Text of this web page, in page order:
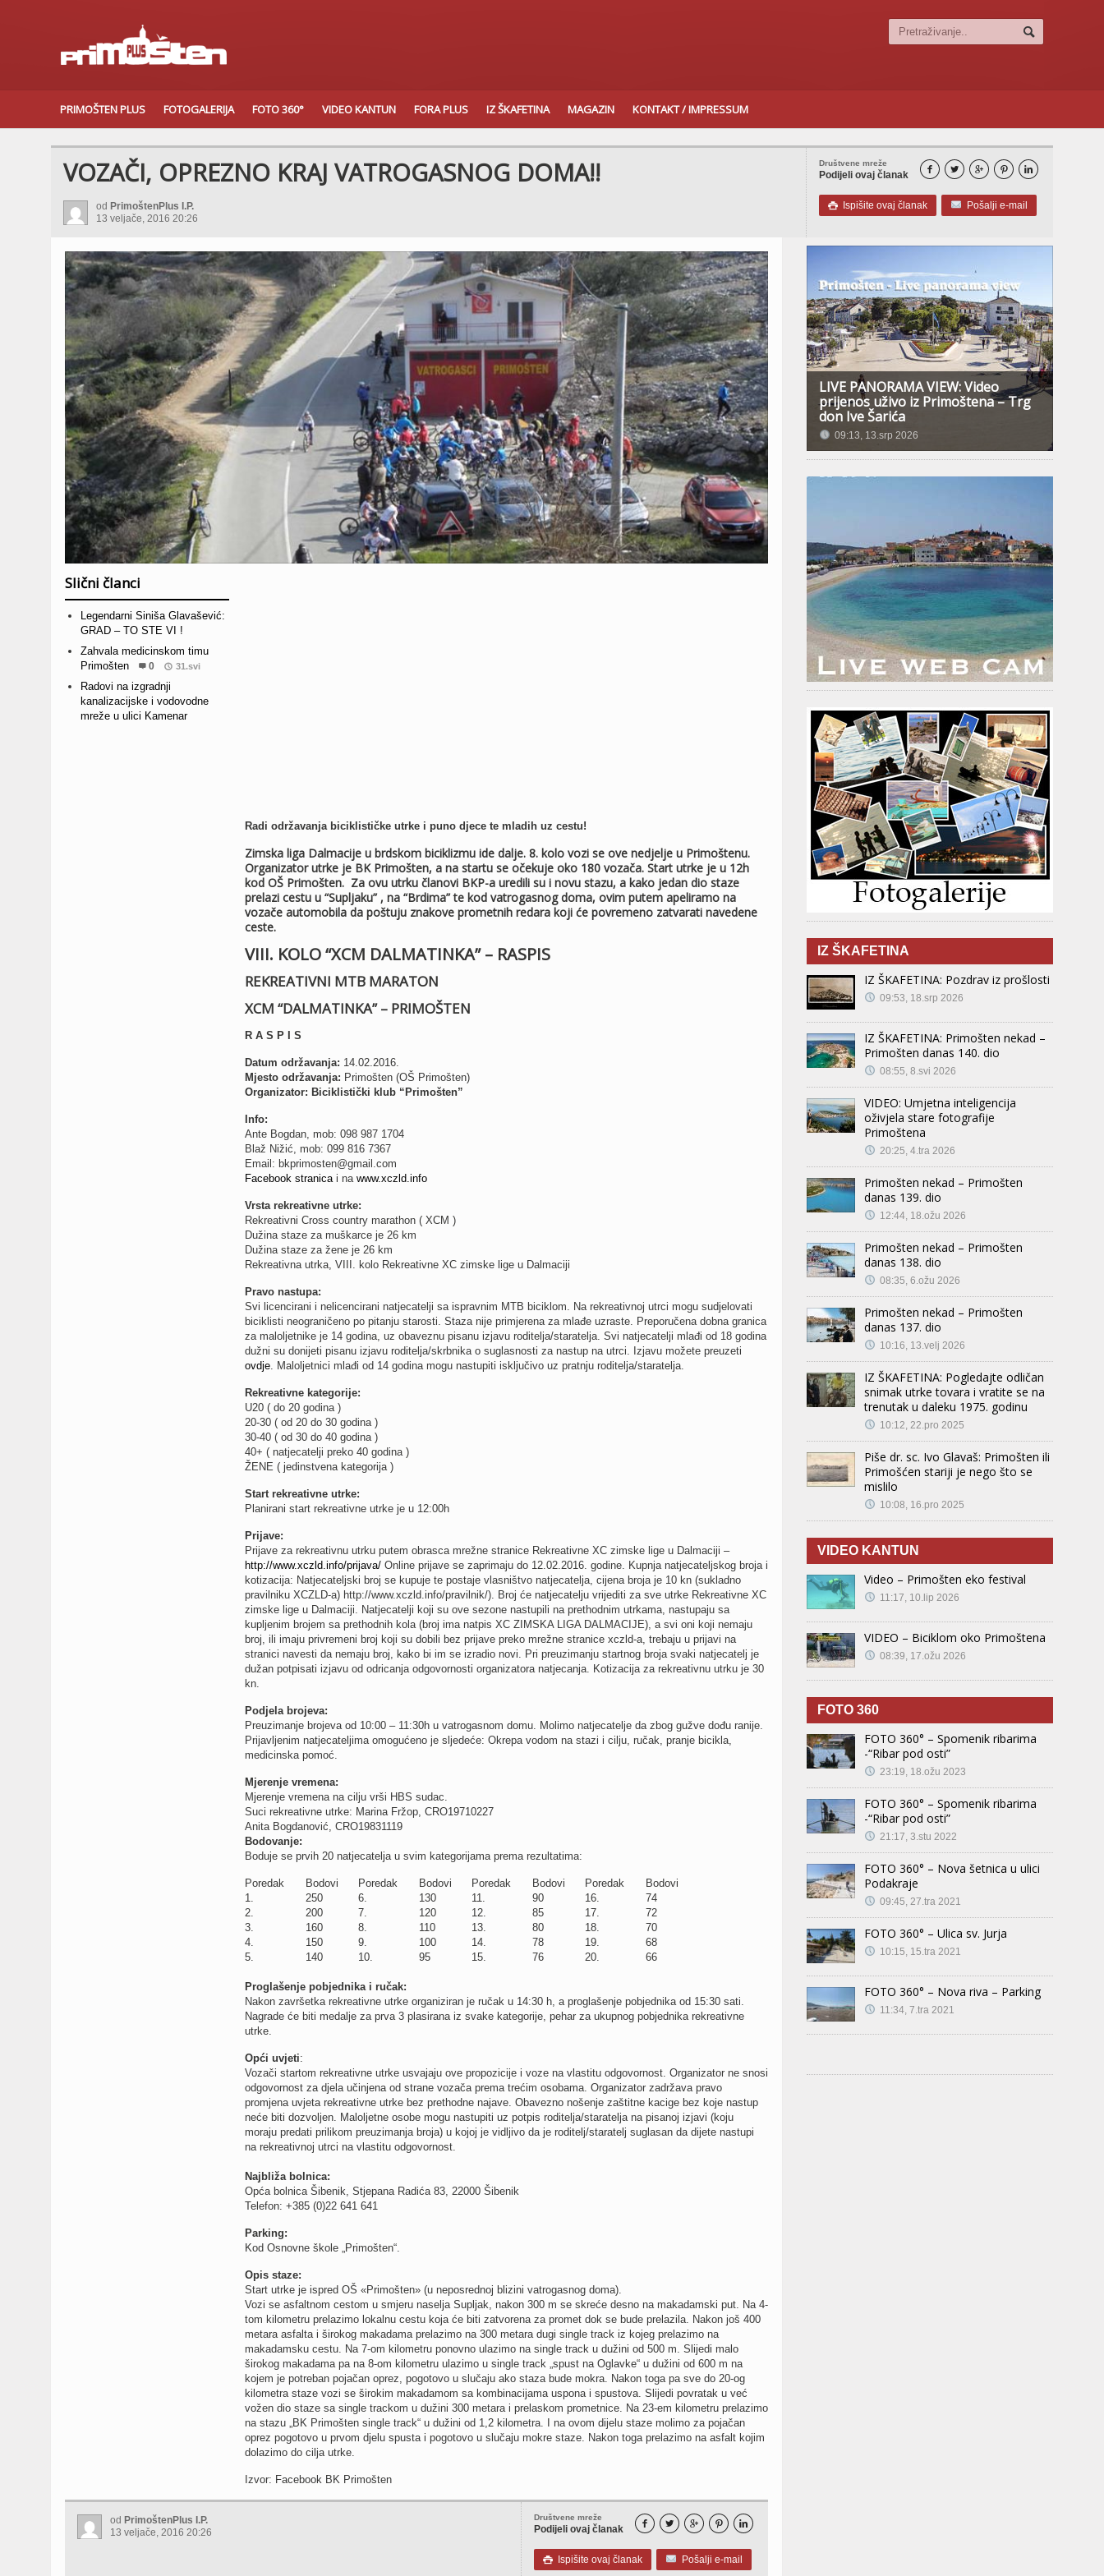
PRIMOŠTEN PLUS FOTOGALERIJA FOTO 360° VIDEO KANTUN FORA PLUS IZ ŠKAFETINA MAGAZIN KONTAKT / IMPRESSUM
Društvene mreže
Podijeli ovaj članak     
 Ispišite ovaj članak Pošalji e-mail
VOZAČI, OPREZNO KRAJ VATROGASNOG DOMA!!
od PrimoštenPlus I.P.
13 veljače, 2016 20:26
Slični članci
Legendarni Siniša Glavašević:
GRAD – TO STE VI !
Zahvala medicinskom timu
Primošten
0 31.svi
Radovi na izgradnji
kanalizacijske i vodovodne
mreže u ulici Kamenar
Radi održavanja biciklističke utrke i puno djece te mladih uz cestu!
Zimska liga Dalmacije u brdskom biciklizmu ide dalje. 8. kolo vozi se ove nedjelje u Primoštenu.
Organizator utrke je BK Primošten, a na startu se očekuje oko 180 vozača. Start utrke je u 12h
kod OŠ Primošten. Za ovu utrku članovi BKP-a uredili su i novu stazu, a kako jedan dio staze
prelazi cestu u “Supljaku” , na “Brdima” te kod vatrogasnog doma, ovim putem apeliramo na
vozače automobila da poštuju znakove prometnih redara koji će povremeno zatvarati navedene
ceste.
VIII. KOLO “XCM DALMATINKA” – RASPIS
REKREATIVNI MTB MARATON
XCM “DALMATINKA” – PRIMOŠTEN
R A S P I S
Datum održavanja: 14.02.2016.
Mjesto održavanja: Primošten (OŠ Primošten)
Organizator: Biciklistički klub “Primošten”
Info:
Ante Bogdan, mob: 098 987 1704
Blaž Nižić, mob: 099 816 7367
Email: bkprimosten@gmail.com
Facebook stranicai na www.xczld.info
Vrsta rekreativne utrke:
Rekreativni Cross country marathon ( XCM )
Dužina staze za muškarce je 26 km
Dužina staze za žene je 26 km
Rekreativna utrka, VIII. kolo Rekreativne XC zimske lige u Dalmaciji
Pravo nastupa:
Svi licencirani i nelicencirani natjecatelji sa ispravnim MTB biciklom. Na rekreativnoj utrci mogu sudjelovati
biciklisti neograničeno po pitanju starosti. Staza nije primjerena za mlađe uzraste. Preporučena dobna granica
za maloljetnike je 14 godina, uz obaveznu pisanu izjavu roditelja/staratelja. Svi natjecatelji mlađi od 18 godina
dužni su donijeti pisanu izjavu roditelja/skrbnika o suglasnosti za nastup na utrci. Izjavu možete preuzeti
ovdje. Maloljetnici mlađi od 14 godina mogu nastupiti isključivo uz pratnju roditelja/staratelja.
Rekreativne kategorije:
U20 ( do 20 godina )
20-30 ( od 20 do 30 godina )
30-40 ( od 30 do 40 godina )
40+ ( natjecatelji preko 40 godina )
ŽENE ( jedinstvena kategorija )
Start rekreativne utrke:
Planirani start rekreativne utrke je u 12:00h
Prijave:
Prijave za rekreativnu utrku putem obrasca mrežne stranice Rekreativne XC zimske lige u Dalmaciji –
http://www.xczld.info/prijava/Online prijave se zaprimaju do 12.02.2016. godine. Kupnja natjecateljskog broja i
kotizacija: Natjecateljski broj se kupuje te postaje vlasništvo natjecatelja, cijena broja je 10 kn (sukladno
pravilniku XCZLD-a) http://www.xczld.info/pravilnik/). Broj će natjecatelju vrijediti za sve utrke Rekreativne XC
zimske lige u Dalmaciji. Natjecatelji koji su ove sezone nastupili na prethodnim utrkama, nastupaju sa
kupljenim brojem sa prethodnih kola (broj ima natpis XC ZIMSKA LIGA DALMACIJE), a svi oni koji nemaju
broj, ili imaju privremeni broj koji su dobili bez prijave preko mrežne stranice xczld-a, trebaju u prijavi na
stranici navesti da nemaju broj, kako bi im se izradio novi. Pri preuzimanju startnog broja svaki natjecatelj je
dužan potpisati izjavu od odricanja odgovornosti organizatora natjecanja. Kotizacija za rekreativnu utrku je 30
kn.
Podjela brojeva:
Preuzimanje brojeva od 10:00 – 11:30h u vatrogasnom domu. Molimo natjecatelje da zbog gužve dođu ranije.
Prijavljenim natjecateljima omogućeno je sljedeće: Okrepa vodom na stazi i cilju, ručak, pranje bicikla,
medicinska pomoć.
Mjerenje vremena:
Mjerenje vremena na cilju vrši HBS sudac.
Suci rekreativne utrke: Marina Fržop, CRO19710227
Anita Bogdanović, CRO19831119
Bodovanje:
Boduje se prvih 20 natjecatelja u svim kategorijama prema rezultatima:
Poredak Bodovi Poredak Bodovi Poredak Bodovi Poredak
Bodovi
1.
250 6. 130 11. 90 16.
74
2.
200 7. 120 12. 85 17.
72
3.
160 8. 110 13. 80 18.
70
4.
150 9. 100 14. 78 19.
68
5.
140 10. 95 15. 76 20. 66
Proglašenje pobjednika i ručak:
Nakon završetka rekreativne utrke organiziran je ručak u 14:30 h, a proglašenje pobjednika od 15:30 sati.
Nagrade će biti medalje za prva 3 plasirana iz svake kategorije, pehar za ukupnog pobjednika rekreativne
utrke.
Opći uvjeti:
Vozači startom rekreativne utrke usvajaju ove propozicije i voze na vlastitu odgovornost. Organizator ne snosi
odgovornost za djela učinjena od strane vozača prema trećim osobama. Organizator zadržava pravo
promjena uvjeta rekreativne utrke bez prethodne najave. Obavezno nošenje zaštitne kacige bez koje nastup
neće biti dozvoljen. Maloljetne osobe mogu nastupiti uz potpis roditelja/staratelja na pisanoj izjavi (koju
moraju predati prilikom preuzimanja broja) u kojoj je vidljivo da je roditelj/staratelj suglasan da dijete nastupi
na rekreativnoj utrci na vlastitu odgovornost.
Najbliža bolnica:
Opća bolnica Šibenik, Stjepana Radića 83, 22000 Šibenik
Telefon: +385 (0)22 641 641
Parking:
Kod Osnovne škole „Primošten“.
Opis staze:
Start utrke je ispred OŠ «Primošten» (u neposrednoj blizini vatrogasnog doma).
Vozi se asfaltnom cestom u smjeru naselja Supljak, nakon 300 m se skreće desno na makadamski put. Na 4-
tom kilometru prelazimo lokalnu cestu koja će biti zatvorena za promet dok se bude prelazila. Nakon još 400
metara asfalta i širokog makadama prelazimo na 300 metara dugi single track iz kojeg prelazimo na
makadamsku cestu. Na 7-om kilometru ponovno ulazimo na single track u dužini od 500 m. Slijedi malo
širokog makadama pa na 8-om kilometru ulazimo u single track „spust na Oglavke“ u dužini od 600 m na
kojem je potreban pojačan oprez, pogotovo u slučaju ako staza bude mokra. Nakon toga pa sve do 20-og
kilometra staze vozi se širokim makadamom sa kombinacijama uspona i spustova. Slijedi povratak u već
vožen dio staze sa single trackom u dužini 300 metara i prelaskom prometnice. Na 23-em kilometru prelazimo
na stazu „BK Primošten single track“ u dužini od 1,2 kilometra. I na ovom dijelu staze molimo za pojačan
oprez pogotovo u prvom djelu spusta i pogotovo u slučaju mokre staze. Nakon toga prelazimo na asfalt kojim
dolazimo do cilja utrke.
Izvor: Facebook BK Primošten
Društvene mreže
Podijeli ovaj članak     
 Ispišite ovaj članak Pošalji e-mail
od PrimoštenPlus I.P.
13 veljače, 2016 20:26
LIVE PANORAMA VIEW: Video
prijenos uživo iz Primoštena – Trg
don Ive Šarića
09:13, 13.srp 2026
IZ ŠKAFETINA
IZ ŠKAFETINA: Pozdrav iz prošlosti
09:53, 18.srp 2026
IZ ŠKAFETINA: Primošten nekad –
Primošten danas 140. dio
08:55, 8.svi 2026
VIDEO: Umjetna inteligencija
oživjela stare fotografije
Primoštena
20:25, 4.tra 2026
Primošten nekad – Primošten
danas 139. dio
12:44, 18.ožu 2026
Primošten nekad – Primošten
danas 138. dio
08:35, 6.ožu 2026
Primošten nekad – Primošten
danas 137. dio
10:16, 13.velj 2026
IZ ŠKAFETINA: Pogledajte odličan
snimak utrke tovara i vratite se na
trenutak u daleku 1975. godinu
10:12, 22.pro 2025
Piše dr. sc. Ivo Glavaš: Primošten ili
Primošćen stariji je nego što se
mislilo
10:08, 16.pro 2025
VIDEO KANTUN
Video – Primošten eko festival
11:17, 10.lip 2026
VIDEO – Biciklom oko Primoštena
08:39, 17.ožu 2026
FOTO 360
FOTO 360° – Spomenik ribarima
-“Ribar pod osti”
23:19, 18.ožu 2023
FOTO 360° – Spomenik ribarima
-“Ribar pod osti”
21:17, 3.stu 2022
FOTO 360° – Nova šetnica u ulici
Podakraje
09:45, 27.tra 2021
FOTO 360° – Ulica sv. Jurja
10:15, 15.tra 2021
FOTO 360° – Nova riva – Parking
11:34, 7.tra 2021